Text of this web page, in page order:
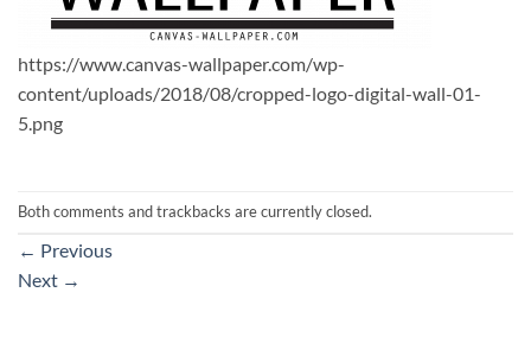
https://www.canvas-wallpaper.com/wp-
content/uploads/2018/08/cropped-logo-digital-wall-01-
5.png
Both comments and trackbacks are currently closed.
← Previous
Next →